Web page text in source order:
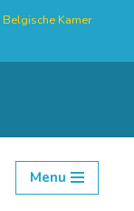
Belgische Kamer
Menu